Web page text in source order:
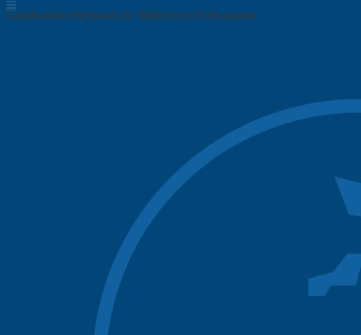
Collaborative Network for Wilderness Enthusiasts